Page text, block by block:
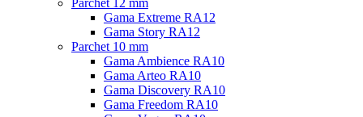
Parchet 12 mm
Gama Extreme RA12
Gama Story RA12
Parchet 10 mm
Gama Ambience RA10
Gama Arteo RA10
Gama Discovery RA10
Gama Freedom RA10